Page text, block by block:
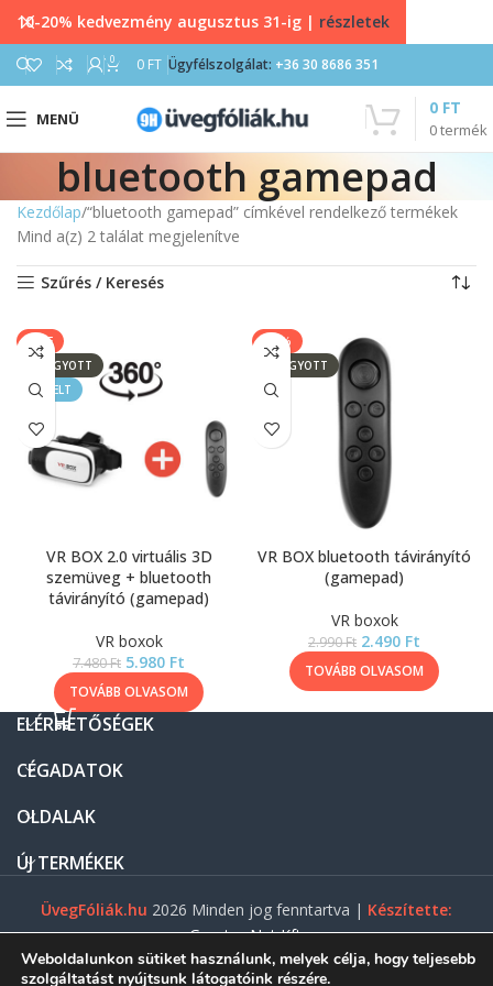
0 0 FT Ügyfélszolgálat: +36 30 8686 351
MENÜ
0termék
0 FT
bluetooth gamepad
Kezdőlap “bluetooth gamepad” címkével rendelkező termékek
Mind a(z) 2 találat megjelenítve
Szűrés / Keresés
SALE
ELFOGYOTT
KIEMELT
VR BOX 2.0 virtuális 3D
szemüveg + bluetooth
távirányító (gamepad)
VR boxok
7.480Ft 5.980 Ft
TOVÁBB OLVASOM
-17%
ELFOGYOTT
VR BOX bluetooth távirányító
(gamepad)
VR boxok
2.990Ft 2.490 Ft
TOVÁBB OLVASOM
ELÉRHETŐSÉGEK
CÉGADATOK
OLDALAK
ÚJ TERMÉKEK
ÜvegFóliák.hu 2026 Minden jog fenntartva | Készítette:
Gasztro Net Kft.
10-20% kedvezmény augusztus 31-ig | részletek
Weboldalunkon sütiket használunk, melyek célja, hogy teljesebb
szolgáltatást nyújtsunk látogatóink részére.